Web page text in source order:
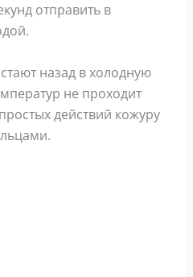
отправить в
назад в холодную
не проходит
действий кожуру